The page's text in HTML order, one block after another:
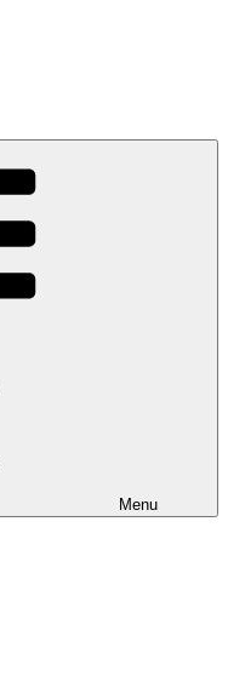
Menu